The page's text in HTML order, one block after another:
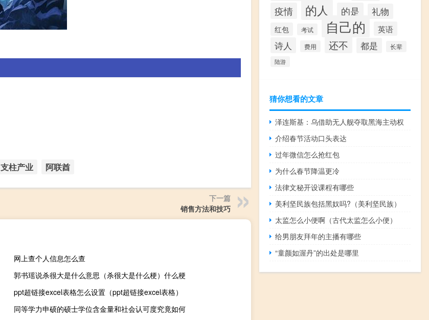
支柱产业 阿联酋
下一篇
销售方法和技巧
网上查个人信息怎么查
郭书瑶说杀很大是什么意思（杀很大是什么梗）什么梗
ppt超链接excel表格怎么设置（ppt超链接excel表格）
同等学力申硕的硕士学位含金量和社会认可度究竟如何
疫情 的人 的是 礼物
红包 考试 自己的 英语
诗人 费用 还不 都是 长辈
陆游
猜你想看的文章
泽连斯基：乌借助无人舰夺取黑海主动权
介绍春节活动口头表达
过年微信怎么抢红包
为什么春节降温更冷
法律文秘开设课程有哪些
美利坚民族包括黑奴吗?（美利坚民族）
太监怎么小便啊（古代太监怎么小便）
给男朋友拜年的主播有哪些
“童颜如渥丹”的出处是哪里